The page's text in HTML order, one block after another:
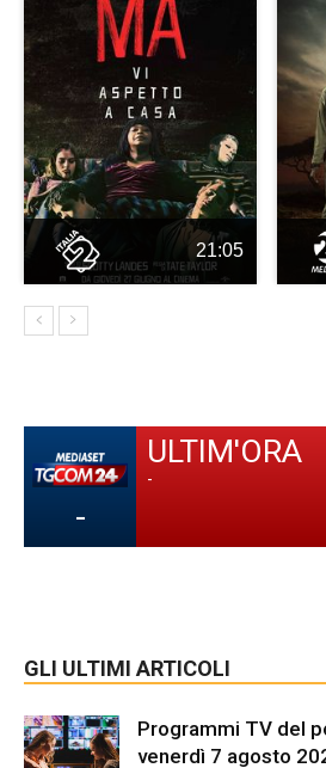
21:05
-
ULTIM'ORA
-
GLI ULTIMI ARTICOLI
Programmi TV del
venerdì 7 agosto